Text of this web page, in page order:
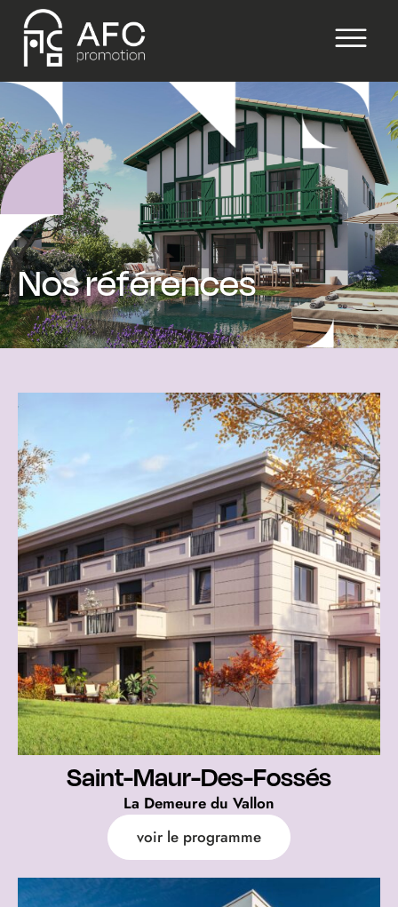
Nos références
Saint-Maur-Des-Fossés
La Demeure du Vallon
voir le programme